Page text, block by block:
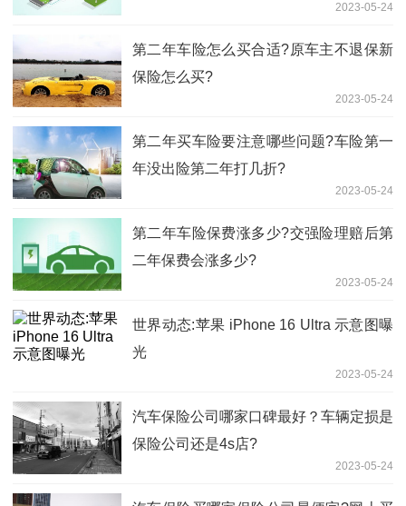
2023-05-24
第二年车险怎么买合适?原车主不退保新
保险怎么买?
2023-05-24
第二年买车险要注意哪些问题?车险第一
年没出险第二年打几折?
2023-05-24
第二年车险保费涨多少?交强险理赔后第
二年保费会涨多少?
2023-05-24
世界动态:苹果 iPhone 16 Ultra 示意图曝
光
2023-05-24
汽车保险公司哪家口碑最好？车辆定损是
保险公司还是4s店?
2023-05-24